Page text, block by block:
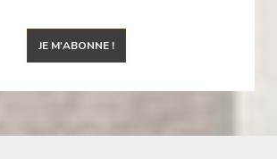
JE M'ABONNE !